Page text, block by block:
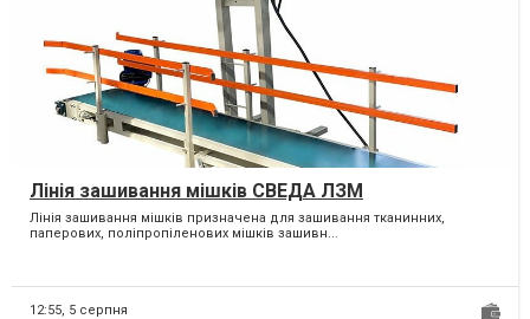
Лінія зашивання мішків СВЕДА ЛЗМ
Лінія зашивання мішків призначена для зашивання тканинних,
паперових, поліпропіленових мішків зашивн...
12:55, 5 серпня